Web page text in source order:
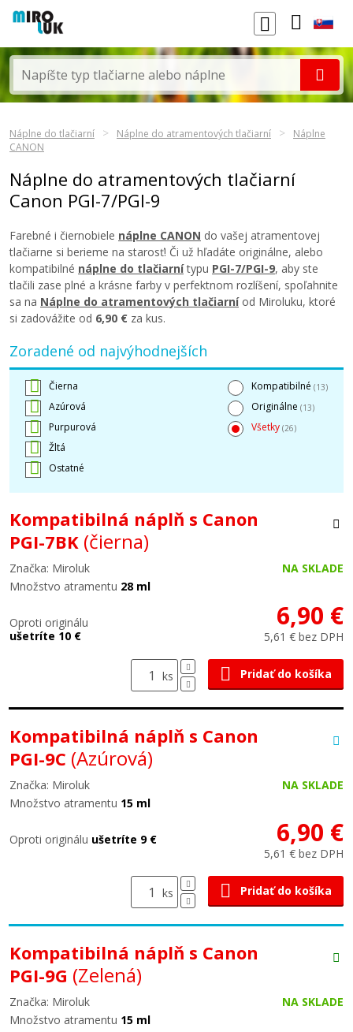
Náplne do tlačiarní Náplne do atramentových tlačiarní
Náplne
CANON
Náplne do atramentových tlačiarní
Canon PGI-7/PGI-9
Farebné i čiernobiele náplne CANON do vašej atramentovej
tlačiarne si berieme na starosť! Či už hľadáte originálne, alebo
kompatibilné náplne do tlačiarnítypu PGI-7/PGI-9, aby ste
tlačili zase plné a krásne farby v perfektnom rozlíšení, spoľahnite
sa na Náplne do atramentových tlačiarníod Miroluku, ktoré
si zadovážite od 6,90 € za kus.
Zoradené od najvýhodnejších
Čierna
Azúrová
Purpurová
Žltá
Ostatné
Kompatibilné (13)
Originálne (13)
Všetky (26)
Kompatibilná náplň s Canon
PGI-7BK (čierna)
Značka: Miroluk
NA SKLADE
Množstvo atramentu 28 ml
Oproti originálu
ušetríte 10 €
6,90 €
5,61 € bez DPH
ks Pridať do košíka
Kompatibilná náplň s Canon
PGI-9C (Azúrová)
Značka: Miroluk
NA SKLADE
Množstvo atramentu 15 ml
Oproti originálu ušetríte 9 € 6,90 €
5,61 € bez DPH
ks Pridať do košíka
Kompatibilná náplň s Canon
PGI-9G (Zelená)
Značka: Miroluk
NA SKLADE
Množstvo atramentu 15 ml